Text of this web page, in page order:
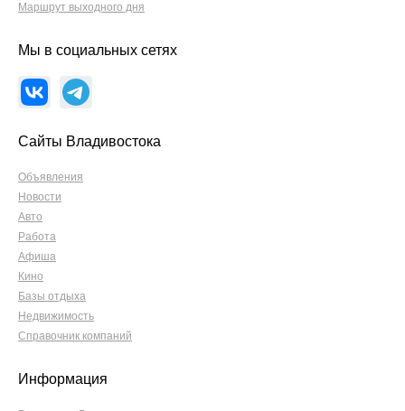
Маршрут выходного дня
Мы в социальных сетях
Сайты Владивостока
Объявления
Новости
Авто
Работа
Афиша
Кино
Базы отдыха
Недвижимость
Справочник компаний
Информация